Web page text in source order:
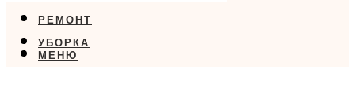
РЕМОНТ
УБОРКА
МЕНЮ